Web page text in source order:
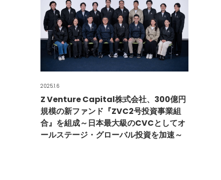
2025.1.6
Z Venture Capital株式会社、300億円
規模の新ファンド『ZVC2号投資事業組
合』を組成～日本最大級のCVCとしてオ
ールステージ・グローバル投資を加速～